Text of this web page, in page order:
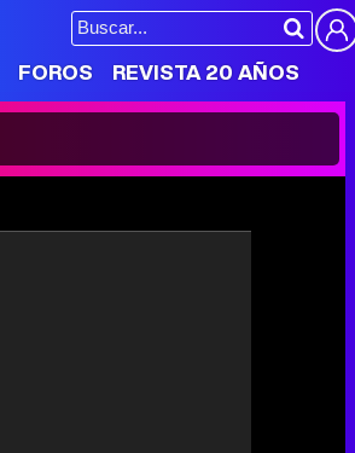
FOROS REVISTA 20 AÑOS